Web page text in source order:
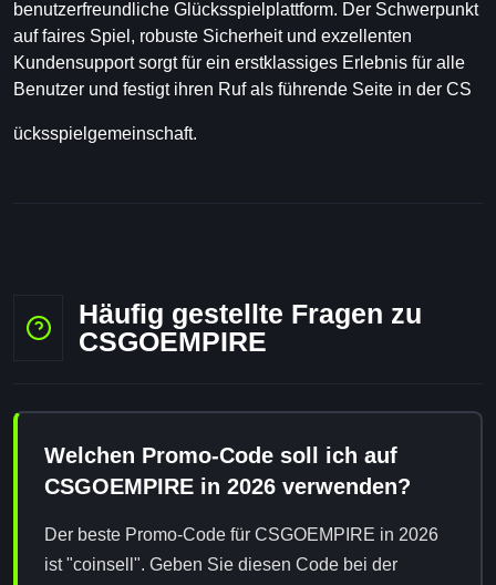
benutzerfreundliche Glücksspielplattform. Der Schwerpunkt
auf faires Spiel, robuste Sicherheit und exzellenten
Kundensupport sorgt für ein erstklassiges Erlebnis für alle
Benutzer und festigt ihren Ruf als führende Seite in der CS
ücksspielgemeinschaft.
Häufig gestellte Fragen zu
CSGOEMPIRE
Welchen Promo-Code soll ich auf
CSGOEMPIRE in 2026 verwenden?
Der beste Promo-Code für CSGOEMPIRE in 2026
ist "coinsell". Geben Sie diesen Code bei der